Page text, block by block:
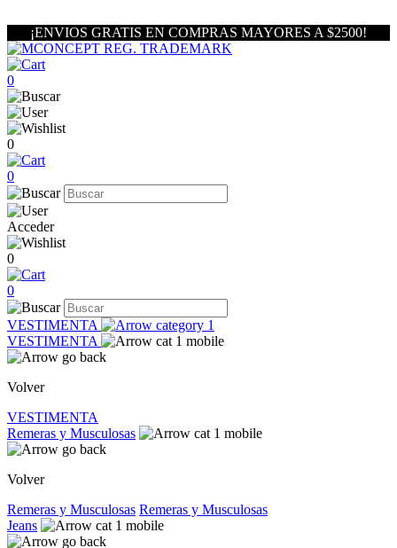
¡ENVIOS GRATIS EN COMPRAS MAYORES A $2500!
0
0
0
Acceder
0
0
VESTIMENTA
VESTIMENTA
Volver
VESTIMENTA
Remeras y Musculosas
Volver
Remeras y Musculosas Remeras y Musculosas
Jeans